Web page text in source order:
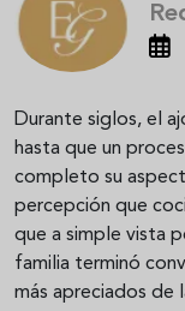
Durante siglos, el
hasta que un
completo su
percepción que
que a simple vista
familia terminó
más apreciados de